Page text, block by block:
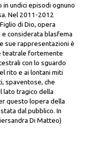
in undici episodi ognuno
Nel 2011-2012
di Dio, opera
considerata blasfema
sue rappresentazioni è
teatrale fortemente
con lo sguardo
rito e ai lontani miti
spaventose, che
lato tragico della
questo lopera della
dal pubblico. In
Di Matteo)